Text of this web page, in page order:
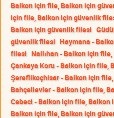
Balkon için file, Balkon için
için file, Balkon için güvenlik
Balkon için güvenlik filesi
güvenlik filesi Haymana -
filesi Nallıhan - Balkon için
Çankaya Koru - Balkon için file,
Şereflikoçhisar - Balkon için
Bahçelievler - Balkon için file,
Cebeci - Balkon için file,
Balkon için file, Balkon için